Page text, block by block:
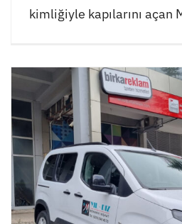
kimliğiyle kapılarını açan